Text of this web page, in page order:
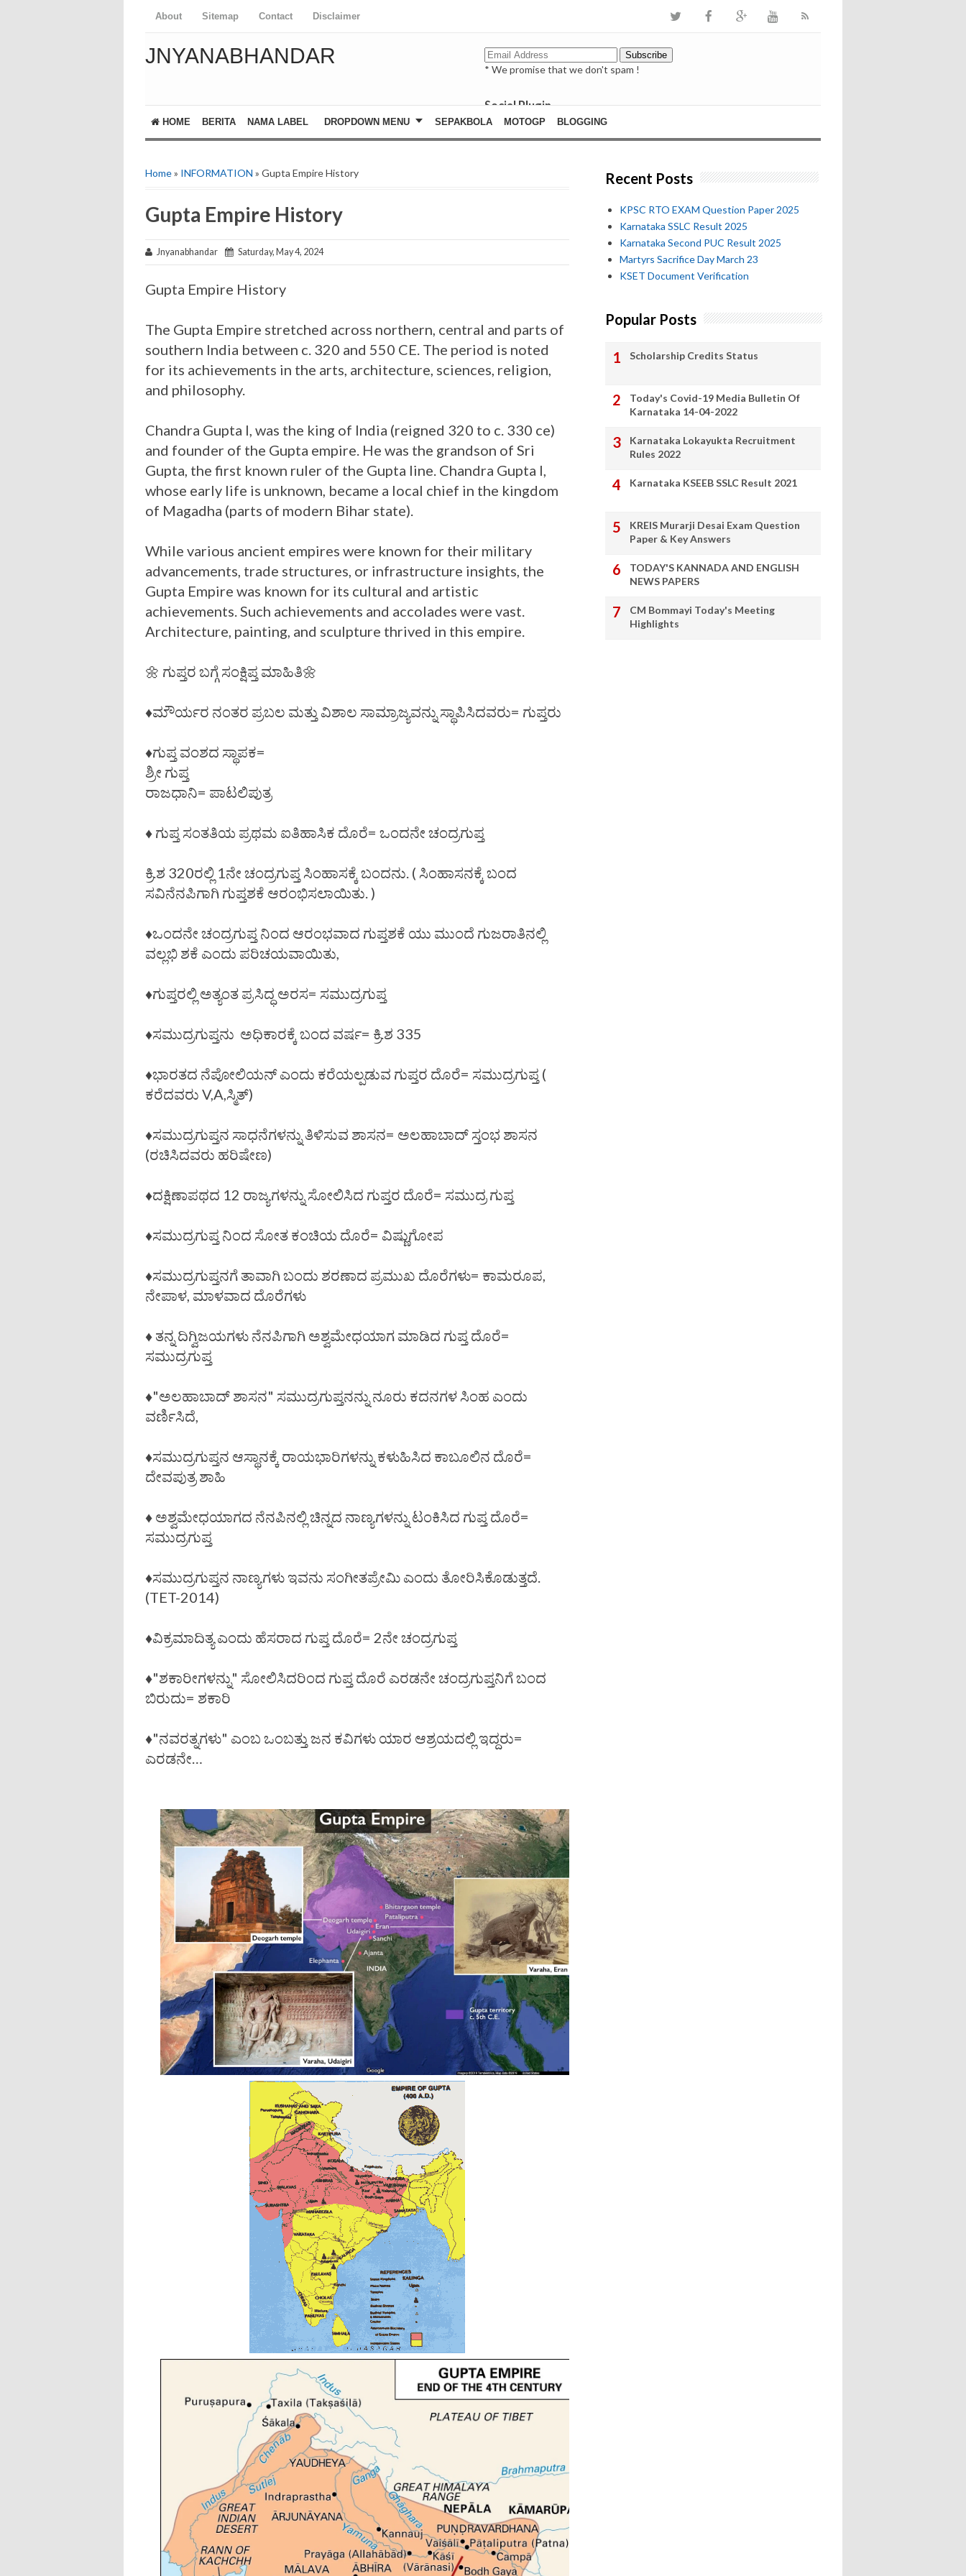
About Sitemap Contact Disclaimer
JNYANABHANDAR
* We promise that we don't spam !
Social Plugin
facebook
whatsapp
HOME BERITA NAMA LABEL DROPDOWN MENU SEPAKBOLA MOTOGP BLOGGING
Home» INFORMATION » Gupta Empire History
Gupta Empire History
Jnyanabhandar Saturday, May 4, 2024
Gupta Empire History
The Gupta Empire stretched across northern, central and parts of
southern India between c. 320 and 550 CE. The period is noted
for its achievements in the arts, architecture, sciences, religion,
and philosophy.
Chandra Gupta I, was the king of India (reigned 320 to c. 330 ce)
and founder of the Gupta empire. He was the grandson of Sri
Gupta, the first known ruler of the Gupta line. Chandra Gupta I,
whose early life is unknown, became a local chief in the kingdom
of Magadha (parts of modern Bihar state).
While various ancient empires were known for their military
advancements, trade structures, or infrastructure insights, the
Gupta Empire was known for its cultural and artistic
achievements. Such achievements and accolades were vast.
Architecture, painting, and sculpture thrived in this empire.
🌼 ಗುಪ್ತರ ಬಗ್ಗೆ ಸಂಕ್ಷಿಪ್ತ ಮಾಹಿತಿ🌼
♦️ಮೌರ್ಯರ ನಂತರ ಪ್ರಬಲ ಮತ್ತು ವಿಶಾಲ ಸಾಮ್ರಾಜ್ಯವನ್ನು ಸ್ಥಾಪಿಸಿದವರು= ಗುಪ್ತರು
♦️ಗುಪ್ತ ವಂಶದ ಸ್ಥಾಪಕ=
ಶ್ರೀ ಗುಪ್ತ
ರಾಜಧಾನಿ= ಪಾಟಲಿಪುತ್ರ
♦️ ಗುಪ್ತ ಸಂತತಿಯ ಪ್ರಥಮ ಐತಿಹಾಸಿಕ ದೊರೆ= ಒಂದನೇ ಚಂದ್ರಗುಪ್ತ
ಕ್ರಿ.ಶ 320ರಲ್ಲಿ 1ನೇ ಚಂದ್ರಗುಪ್ತ ಸಿಂಹಾಸಕ್ಕೆ ಬಂದನು. ( ಸಿಂಹಾಸನಕ್ಕೆ ಬಂದ
ಸವಿನೆನಪಿಗಾಗಿ ಗುಪ್ತಶಕೆ ಆರಂಭಿಸಲಾಯಿತು. )
♦️ಒಂದನೇ ಚಂದ್ರಗುಪ್ತ ನಿಂದ ಆರಂಭವಾದ ಗುಪ್ತಶಕೆ ಯು ಮುಂದೆ ಗುಜರಾತಿನಲ್ಲಿ
ವಲ್ಲಭಿ ಶಕೆ ಎಂದು ಪರಿಚಯವಾಯಿತು,
♦️ಗುಪ್ತರಲ್ಲಿ ಅತ್ಯಂತ ಪ್ರಸಿದ್ಧ ಅರಸ= ಸಮುದ್ರಗುಪ್ತ
♦️ಸಮುದ್ರಗುಪ್ತನು ಅಧಿಕಾರಕ್ಕೆ ಬಂದ ವರ್ಷ= ಕ್ರಿ.ಶ 335
♦️ಭಾರತದ ನೆಪೋಲಿಯನ್ ಎಂದು ಕರೆಯಲ್ಪಡುವ ಗುಪ್ತರ ದೊರೆ= ಸಮುದ್ರಗುಪ್ತ (
ಕರೆದವರು V,A,ಸ್ಮಿತ್)
♦️ಸಮುದ್ರಗುಪ್ತನ ಸಾಧನೆಗಳನ್ನು ತಿಳಿಸುವ ಶಾಸನ= ಅಲಹಾಬಾದ್ ಸ್ತಂಭ ಶಾಸನ
(ರಚಿಸಿದವರು ಹರಿಷೇಣ)
♦️ದಕ್ಷಿಣಾಪಥದ 12 ರಾಜ್ಯಗಳನ್ನು ಸೋಲಿಸಿದ ಗುಪ್ತರ ದೊರೆ= ಸಮುದ್ರ ಗುಪ್ತ
♦️ಸಮುದ್ರಗುಪ್ತ ನಿಂದ ಸೋತ ಕಂಚಿಯ ದೊರೆ= ವಿಷ್ಣುಗೋಪ
♦️ಸಮುದ್ರಗುಪ್ತನಗೆ ತಾವಾಗಿ ಬಂದು ಶರಣಾದ ಪ್ರಮುಖ ದೊರೆಗಳು= ಕಾಮರೂಪ,
ನೇಪಾಳ, ಮಾಳವಾದ ದೊರೆಗಳು
♦️ ತನ್ನ ದಿಗ್ವಿಜಯಗಳು ನೆನಪಿಗಾಗಿ ಅಶ್ವಮೇಧಯಾಗ ಮಾಡಿದ ಗುಪ್ತ ದೊರೆ=
ಸಮುದ್ರಗುಪ್ತ
♦️"ಅಲಹಾಬಾದ್ ಶಾಸನ" ಸಮುದ್ರಗುಪ್ತನನ್ನು ನೂರು ಕದನಗಳ ಸಿಂಹ ಎಂದು
ವರ್ಣಿಸಿದೆ,
♦️ಸಮುದ್ರಗುಪ್ತನ ಆಸ್ಥಾನಕ್ಕೆ ರಾಯಭಾರಿಗಳನ್ನು ಕಳುಹಿಸಿದ ಕಾಬೂಲಿನ ದೊರೆ=
ದೇವಪುತ್ರ ಶಾಹಿ
♦️ ಅಶ್ವಮೇಧಯಾಗದ ನೆನಪಿನಲ್ಲಿ ಚಿನ್ನದ ನಾಣ್ಯಗಳನ್ನು ಟಂಕಿಸಿದ ಗುಪ್ತ ದೊರೆ=
ಸಮುದ್ರಗುಪ್ತ
♦️ಸಮುದ್ರಗುಪ್ತನ ನಾಣ್ಯಗಳು ಇವನು ಸಂಗೀತಪ್ರೇಮಿ ಎಂದು ತೋರಿಸಿಕೊಡುತ್ತದೆ.
(TET-2014)
♦️ವಿಕ್ರಮಾದಿತ್ಯ ಎಂದು ಹೆಸರಾದ ಗುಪ್ತ ದೊರೆ= 2ನೇ ಚಂದ್ರಗುಪ್ತ
♦️"ಶಕಾರೀಗಳನ್ನು" ಸೋಲಿಸಿದರಿಂದ ಗುಪ್ತ ದೊರೆ ಎರಡನೇ ಚಂದ್ರಗುಪ್ತನಿಗೆ ಬಂದ
ಬಿರುದು= ಶಕಾರಿ
♦️"ನವರತ್ನಗಳು" ಎಂಬ ಒಂಬತ್ತು ಜನ ಕವಿಗಳು ಯಾರ ಆಶ್ರಯದಲ್ಲಿ ಇದ್ದರು=
ಎರಡನೇ…
Recent Posts
KPSC RTO EXAM Question Paper 2025
Karnataka SSLC Result 2025
Karnataka Second PUC Result 2025
Martyrs Sacrifice Day March 23
KSET Document Verification
Popular Posts
Scholarship Credits Status
Today's Covid-19 Media Bulletin Of
Karnataka 14-04-2022
Karnataka Lokayukta Recruitment
Rules 2022
Karnataka KSEEB SSLC Result 2021
KREIS Murarji Desai Exam Question
Paper & Key Answers
TODAY'S KANNADA AND ENGLISH
NEWS PAPERS
CM Bommayi Today's Meeting
Highlights